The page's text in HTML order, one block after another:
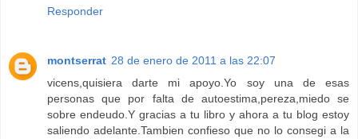
Responder
montserrat 28 de enero de 2011 a las 22:07
vicens,quisiera darte mi apoyo.Yo soy una de esas
personas que por falta de autoestima,pereza,miedo se
sobre endeudo.Y gracias a tu libro y ahora a tu blog estoy
saliendo adelante.Tambien confieso que no lo consegi a la